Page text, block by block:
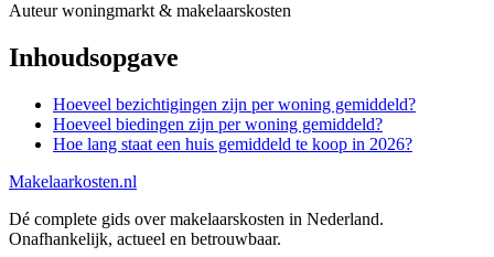
Auteur woningmarkt & makelaarskosten
Inhoudsopgave
Hoeveel bezichtigingen zijn per woning gemiddeld?
Hoeveel biedingen zijn per woning gemiddeld?
Hoe lang staat een huis gemiddeld te koop in 2026?
Makelaarkosten.nl
Dé complete gids over makelaarskosten in Nederland.
Onafhankelijk, actueel en betrouwbaar.